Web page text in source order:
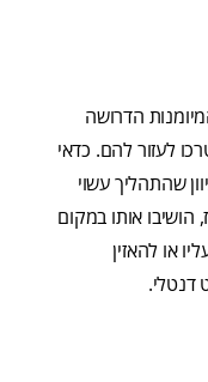
הדרושה
לעזור להם. כדאי
שהתהליך עשוי
אותו במקום
או להאזין
דנטלי.